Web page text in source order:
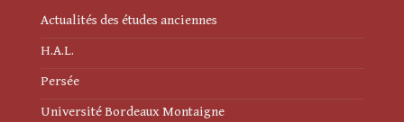
Actualités des études anciennes
H.A.L.
Persée
Université Bordeaux Montaigne